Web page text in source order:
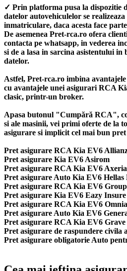
✓ Prin platforma pusa la dispozitie
datelor autovehiculelor se
inmatriculare, daca acesta face
De asemenea Pret-rca.ro ofera
contacta pe whatsapp, in vederea
si de a lasa in sarcina asistentului
datelor.
Astfel, Pret-rca.ro imbina
cu avantajele unei asigurari RCA
clasic, printr-un broker.
Apasa butonul "Cumpără RCA",
si ale masinii, vei primi oferte de la
asigurare si implicit cel mai bun
Pret asigurare RCA Kia EV6
Pret asigurare Kia EV6 Asirom
Pret asigurare RCA Kia EV6
Pret asigurare Auto Kia EV6 Hellas
Pret asigurare RCA Kia EV6
Pret asigurare Kia EV6 Eazy Insure
Pret asigurare RCA Kia EV6
Pret asigurare Auto Kia EV6
Pret asigurare RCA Kia EV6 Grave
Pret asigurare de raspundere civila
Pret asigurare obligatorie Auto